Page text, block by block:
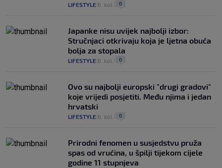
LIFESTYLE 6. kol. 0
Japanke nisu uvijek najbolji izbor:
Stručnjaci otkrivaju koja je ljetna obuća
bolja za stopala
LIFESTYLE 6. kol. 0
Ovo su najbolji europski "drugi gradovi"
koje vrijedi posjetiti. Među njima i jedan
hrvatski
LIFESTYLE 6. kol. 0
Prirodni fenomen u susjedstvu pruža
spas od vrućina, u špilji tijekom cijele
godine 11 stupnjeva